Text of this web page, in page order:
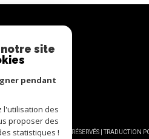
Avis
© 2026 | TOUS DROITS RÉSERVÉS | TRADUCTION
site
pendant
l'utilisation des
proposer des
statistiques !